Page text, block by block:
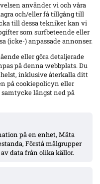
använder vi och våra
och/eller få tillgång till
till dessa tekniker kan vi
som surfbeteende eller
(icke-) anpassade annonser.
eller göra detaljerade
på denna webbplats. Du
inklusive återkalla ditt
på cookiepolicyn eller
längst ned på
på en enhet, Mäta
Förstå målgrupper
data från olika källor.
kontrakt till sommaren 2030,
algeriske anfallaren Karim
redan på söndag mot Malmö.
SK